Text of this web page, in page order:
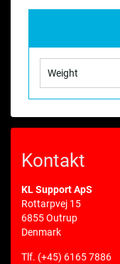
Weight
Kontakt
KL Support ApS
Rottarpvej 15
6855 Outrup
Denmark
Tlf. (+45) 6165 7886